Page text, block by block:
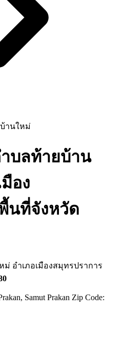
านใหม่
บลท้ายบ้าน
อง
นที่จังหวัด
อำเภอเมืองสมุทรปราการ
Samut Prakan Zip Code: